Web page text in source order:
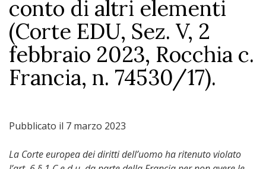
conto di altri elementi
(Corte EDU, Sez. V, 2
febbraio 2023, Rocchia c.
Francia, n. 74530/17).
Pubblicato il 7 marzo 2023
La Corte europea dei diritti dell’uomo ha ritenuto violato